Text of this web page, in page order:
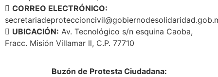
CORREO ELECTRÓNICO:
UBICACIÓN: Av. Tecnológico s/n esquina Caoba,
Fracc. Misión Villamar ll, C.P. 77710
Buzón de Protesta Ciudadana: